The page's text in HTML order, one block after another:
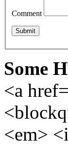
Comment
Some
<a
<em>